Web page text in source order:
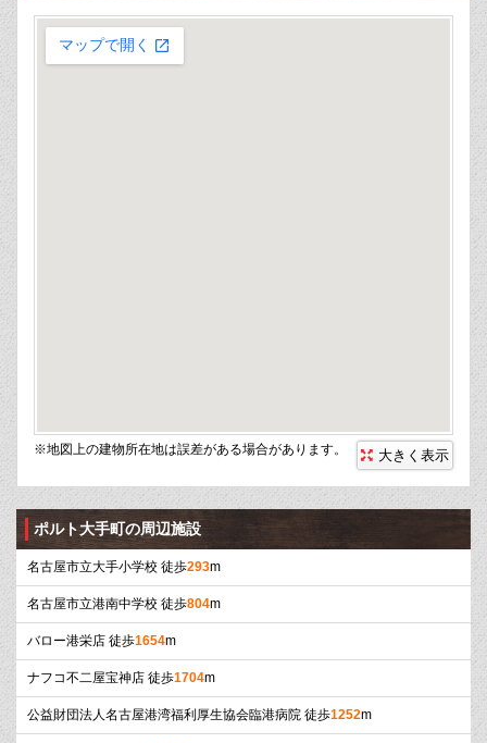
※地図上の建物所在地は誤差がある場合があります。 大きく表示
ポルト大手町の周辺施設
名古屋市立大手小学校 徒歩293m
名古屋市立港南中学校 徒歩804m
バロー港栄店 徒歩1654m
ナフコ不二屋宝神店 徒歩1704m
公益財団法人名古屋港湾福利厚生協会臨港病院 徒歩1252m